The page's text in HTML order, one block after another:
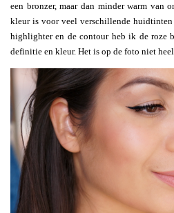
een bronzer, maar dan minder warm van
kleur is voor veel verschillende huidtinten
highlighter en de contour heb ik de roze
definitie en kleur. Het is op de foto niet